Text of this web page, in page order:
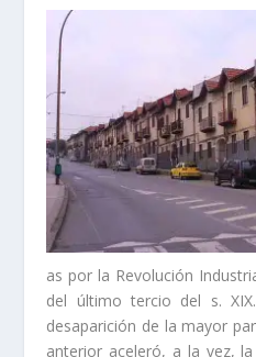
as por la Revolución
del último tercio del s.
desaparición de la mayor
anterior aceleró, a la vez,